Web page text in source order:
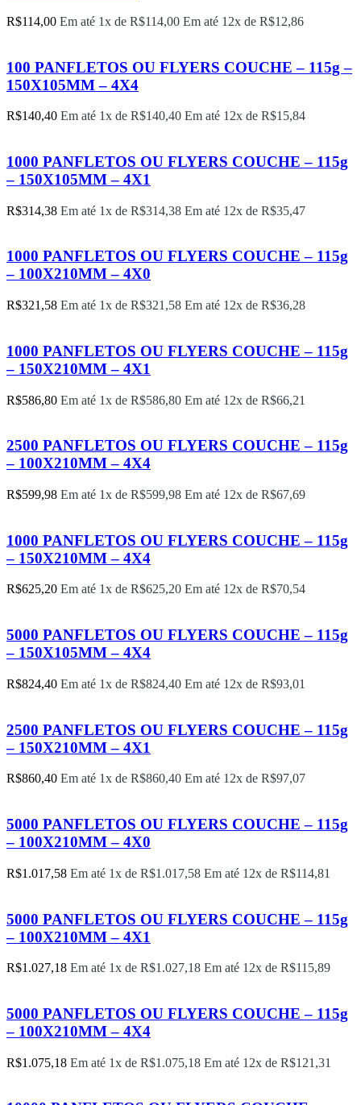
R$114,00 Em até 1x de R$114,00 Em até 12x de R$12,86
100 PANFLETOS OU FLYERS COUCHE – 115g –
150X105MM – 4X4
R$140,40 Em até 1x de R$140,40 Em até 12x de R$15,84
1000 PANFLETOS OU FLYERS COUCHE – 115g
– 150X105MM – 4X1
R$314,38 Em até 1x de R$314,38 Em até 12x de R$35,47
1000 PANFLETOS OU FLYERS COUCHE – 115g
– 100X210MM – 4X0
R$321,58 Em até 1x de R$321,58 Em até 12x de R$36,28
1000 PANFLETOS OU FLYERS COUCHE – 115g
– 150X210MM – 4X1
R$586,80 Em até 1x de R$586,80 Em até 12x de R$66,21
2500 PANFLETOS OU FLYERS COUCHE – 115g
– 100X210MM – 4X4
R$599,98 Em até 1x de R$599,98 Em até 12x de R$67,69
1000 PANFLETOS OU FLYERS COUCHE – 115g
– 150X210MM – 4X4
R$625,20 Em até 1x de R$625,20 Em até 12x de R$70,54
5000 PANFLETOS OU FLYERS COUCHE – 115g
– 150X105MM – 4X4
R$824,40 Em até 1x de R$824,40 Em até 12x de R$93,01
2500 PANFLETOS OU FLYERS COUCHE – 115g
– 150X210MM – 4X1
R$860,40 Em até 1x de R$860,40 Em até 12x de R$97,07
5000 PANFLETOS OU FLYERS COUCHE – 115g
– 100X210MM – 4X0
R$1.017,58 Em até 1x de R$1.017,58 Em até 12x de R$114,81
5000 PANFLETOS OU FLYERS COUCHE – 115g
– 100X210MM – 4X1
R$1.027,18 Em até 1x de R$1.027,18 Em até 12x de R$115,89
5000 PANFLETOS OU FLYERS COUCHE – 115g
– 100X210MM – 4X4
R$1.075,18 Em até 1x de R$1.075,18 Em até 12x de R$121,31